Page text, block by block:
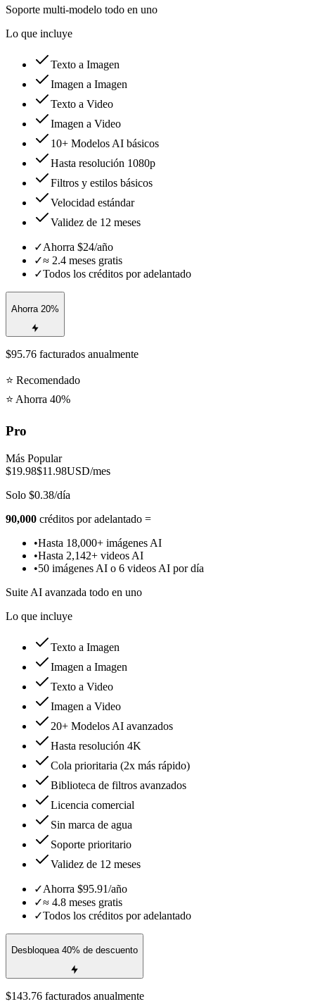
Soporte multi-modelo todo en uno
Lo que incluye
Texto a Imagen
Imagen a Imagen
Texto a Video
Imagen a Video
10+ Modelos AI básicos
Hasta resolución 1080p
Filtros y estilos básicos
Velocidad estándar
Validez de 12 meses
✓Ahorra $24/año
✓≈ 2.4 meses gratis
✓Todos los créditos por adelantado
Ahorra 20%
$95.76 facturados anualmente
⭐ Recomendado
⭐ Ahorra 40%
Pro
Más Popular
$19.98$11.98USD/mes
Solo $0.38/día
90,000 créditos por adelantado =
•Hasta 18,000+ imágenes AI
•Hasta 2,142+ videos AI
•50 imágenes AI o 6 videos AI por día
Suite AI avanzada todo en uno
Lo que incluye
Texto a Imagen
Imagen a Imagen
Texto a Video
Imagen a Video
20+ Modelos AI avanzados
Hasta resolución 4K
Cola prioritaria (2x más rápido)
Biblioteca de filtros avanzados
Licencia comercial
Sin marca de agua
Soporte prioritario
Validez de 12 meses
✓Ahorra $95.91/año
✓≈ 4.8 meses gratis
✓Todos los créditos por adelantado
Desbloquea 40% de descuento
$143.76 facturados anualmente